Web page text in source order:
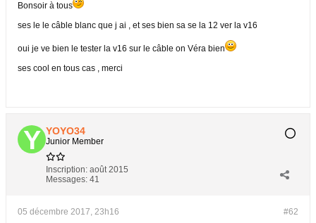
Bonsoir à tous
ses le le câble blanc que j ai , et ses bien sa se la 12 ver la v16
oui je ve bien le tester la v16 sur le câble on Véra bien
ses cool en tous cas , merci
YOYO34
Junior Member
Inscription: août 2015
Messages: 41
#62
05 décembre 2017, 23h16